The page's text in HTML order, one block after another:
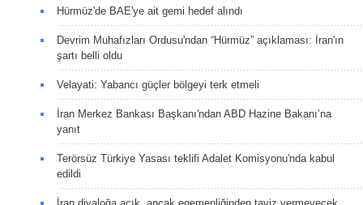
Hürmüz'de BAE'ye ait gemi hedef alındı
Devrim Muhafızları Ordusu'ndan “Hürmüz” açıklaması: İran'ın
şartı belli oldu
Velayati: Yabancı güçler bölgeyi terk etmeli
İran Merkez Bankası Başkanı'ndan ABD Hazine Bakanı’na
yanıt
Terörsüz Türkiye Yasası teklifi Adalet Komisyonu'nda kabul
edildi